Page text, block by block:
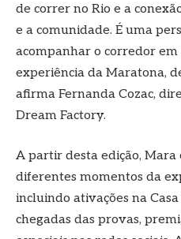
de correr no Rio e a
e a comunidade. É uma
acompanhar o corredor
experiência da Maratona,
afirma Fernanda Cozac,
Dream Factory.
A partir desta edição,
diferentes momentos da
incluindo ativações na
chegadas das provas,